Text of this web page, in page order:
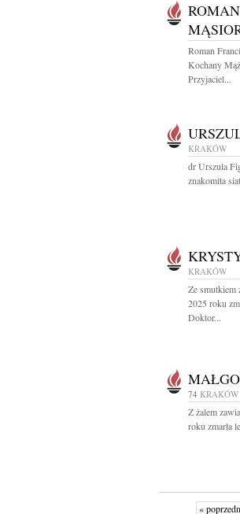
Roman
Kochany
Przyjaciel...
KRAKÓW
dr Urszula
znakomita
KRAKÓW
Ze smutkiem
2025 roku
Doktor...
74 KRAKÓW
Z żalem
roku zmarła
«